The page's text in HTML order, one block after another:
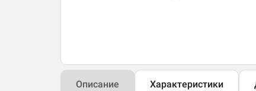
Описание Характеристики